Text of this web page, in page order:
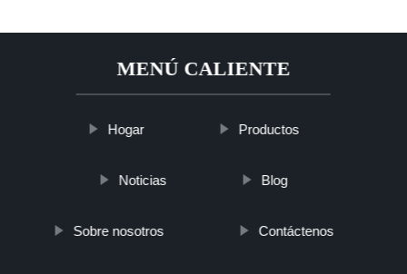
MENÚ CALIENTE
Hogar Productos
Noticias Blog
Sobre nosotros Contáctenos